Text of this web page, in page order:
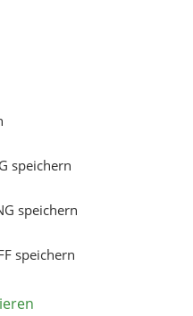
speichern
speichern
speichern